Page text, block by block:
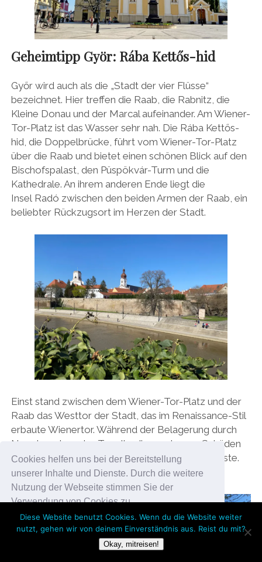
Cookies helfen uns bei der Bereitstellung
unserer Inhalte und Dienste. Durch die weitere
Nutzung der Webseite stimmen Sie der
Verwendung von Cookies zu.
Okay!
Geheimtipp Györ: Rába Kettős-hid
Győr wird auch als die „Stadt der vier Flüsse“
bezeichnet. Hier treffen die Raab, die Rabnitz, die
Kleine Donau und der Marcal aufeinander. Am Wiener-
Tor-Platz ist das Wasser sehr nah. Die Rába Kettős-
hid, die Doppelbrücke, führt vom Wiener-Tor-Platz
über die Raab und bietet einen schönen Blick auf den
Bischofspalast, den Püspökvár-Turm und die
Kathedrale. An ihrem anderen Ende liegt die
Insel Radó zwischen den beiden Armen der Raab, ein
beliebter Rückzugsort im Herzen der Stadt.
Einst stand zwischen dem Wiener-Tor-Platz und der
Raab das Westtor der Stadt, das im Renaissance-Stil
erbaute Wienertor. Während der Belagerung durch
Napoleon trug das Tor allerdings schwere Schäden
davon, weshalb die Stadt es 1860 abreißen musste.
Der Platz trägt jedoch bis heute seinen Namen.
Diese Website benutzt Cookies. Wenn du die Website weiter
nutzt, gehen wir von deinem Einverständnis aus. Reist du mit?
Okay, mitreisen!